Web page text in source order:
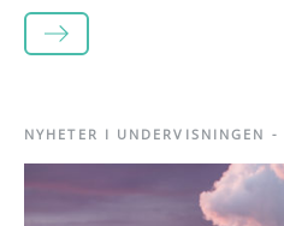
LÄS MER
NYHETER I UNDERVISNINGEN -